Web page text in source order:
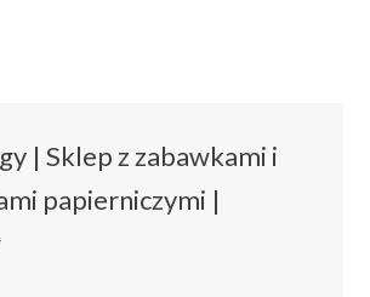
| Sklep z zabawkami i
papierniczymi |